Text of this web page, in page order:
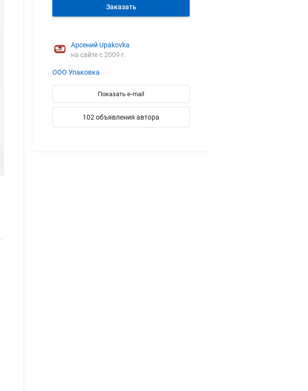
Заказать
Арсений Upakovka
на сайте с 2009 г.
ООО Упаковка
Показать e-mail
102 объявления автора